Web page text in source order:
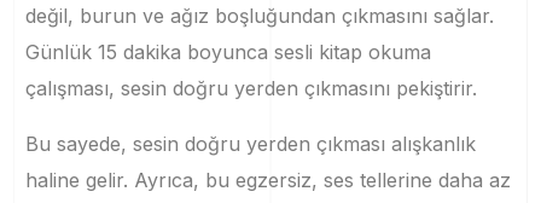
değil, burun ve ağız boşluğundan çıkmasını sağlar.
Günlük 15 dakika boyunca sesli kitap okuma
çalışması, sesin doğru yerden çıkmasını pekiştirir.
Bu sayede, sesin doğru yerden çıkması alışkanlık
haline gelir. Ayrıca, bu egzersiz, ses tellerine daha az